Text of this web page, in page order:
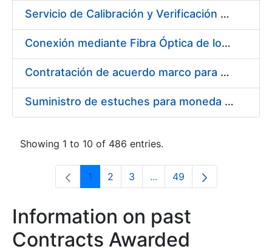
Servicio de Calibración y Verificación Externa de los Equipos de Medición del Servicio de Prevención de la FNMT-RCM
Conexión mediante Fibra Óptica de los Centros de Proceso de Datos (CPDs) de las sedes de la FNMT-RCM de Burgos y Madrid
Contratación de acuerdo marco para el Suministro de Material de Electricidad para la Fábrica Nacional de Moneda y Timbre-Real Casa de la Moneda en su centro de trabajo de Burgos
Suministro de estuches para moneda de 30 €
Showing 1 to 10 of 486 entries.
Page
1 Page
2 Page
3 ...Intermediate Pages Use
Page
49
Information on past
Contracts Awarded